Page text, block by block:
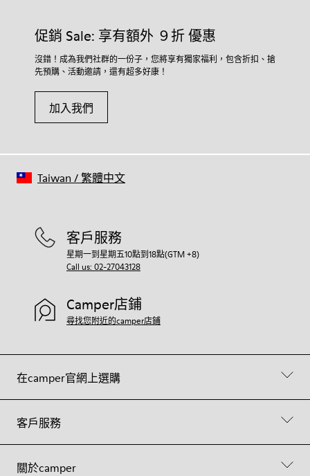
促銷 Sale: 享有額外 ９折 優惠
沒錯！成為我們社群的一份子，您將享有獨家福利，包含折扣、搶
先預購、活動邀請，還有超多好康！
加入我們
在camper官網上選購
客戶服務
關於camper
客戶服務
星期一到星期五10點到18點(GTM +8)
Call us: 02-27043128
Camper店鋪
尋找您附近的camper店鋪
Taiwan /繁體中文